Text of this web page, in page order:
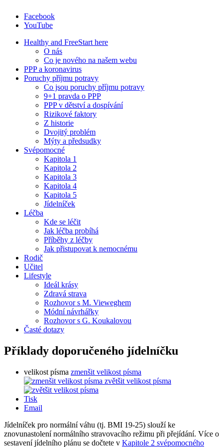
Facebook
YouTube
Healthy and FreeStart here
O nás
Co je nového na našem webu
PPP a koronavirus
Poruchy příjmu potravy
Co jsou poruchy příjmu potravy
9+1 pravda o PPP
PPP v dětství a dospívání
Rizikové faktory
Z historie
Dvojitý problém
Mýty a předsudky
Svépomocné
Kapitola 1
Kapitola 2
Kapitola 3
Kapitola 4
Kapitola 5
Jídelníček
Léčba
Kde se léčit
Jak léčba probíhá
Příběhy z léčby
Jak přistupovat k nemocnému
Rodič
Učitel
Lifestyle
Ideál krásy
Zdravá strava
Rozhovor s M. Vieweghem
Módní návrhářky
Rozhovor s G. Koukalovou
Časté dotazy
Příklady doporučeného jídelníčku
velikost písma zmenšit velikost písma
zvětšit velikost písma
Tisk
Email
Jídelníček pro normální váhu (tj. BMI 19-25) slouží ke
znovunastolení normálního stravovacího režimu při přejídání. Více o
sestavení jídelního plánu se dočtete v Kapitole 2 svépomocného